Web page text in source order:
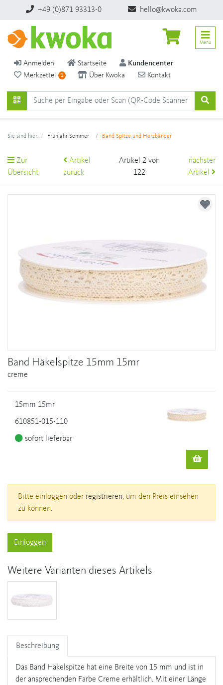
+49 (0)871 93313-0 hello@kwoka.com
Anmelden Startseite
Kundencenter
Merkzettel
1 Über Kwoka Kontakt
Menü
Sie sind hier: Frühjahr Sommer Band Spitze und Herzbänder
Zur
Übersicht
Artikel
zurück
Artikel 2 von
122
nächster
Artikel
Band Häkelspitze 15mm 15mr
creme
15mm 15mr
610851-015-110
sofort lieferbar
Bitte einloggen oder registrieren, um den Preis einsehen
zu können.
Einloggen
Weitere Varianten dieses Artikels
Beschreibung
Das Band Häkelspitze hat eine Breite von 15 mm und ist in
der ansprechenden Farbe Creme erhältlich. Mit einer Länge